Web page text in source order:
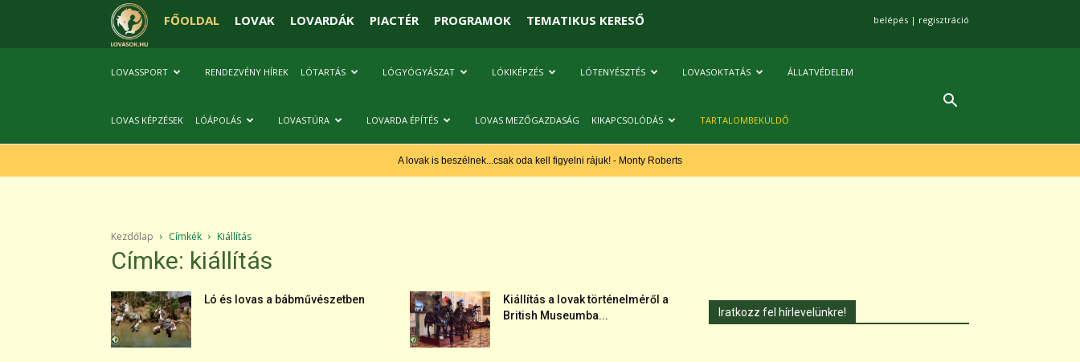
FŐOLDAL LOVAK LOVARDÁK PIACTÉR PROGRAMOK TEMATIKUS KERESŐ belépés | regisztráció
LOVASSPORT RENDEZVÉNY HÍREK LÓTARTÁS LÓGYÓGYÁSZAT LÓKIKÉPZÉS LÓTENYÉSZTÉS LOVASOKTATÁS ÁLLATVÉDELEM
LOVAS KÉPZÉSEK LÓÁPOLÁS LOVASTÚRA LOVARDA ÉPÍTÉS LOVAS MEZŐGAZDASÁG KIKAPCSOLÓDÁS TARTALOMBEKÜLDŐ
A lovak is beszélnek...csak oda kell figyelni rájuk! - Monty Roberts
Kezdőlap Címkék Kiállítás
Címke: kiállítás
Ló és lovas a bábművészetben
Kiállítás a lovak történelméről a
British Museumba...
Iratkozz fel hírlevelünkre!